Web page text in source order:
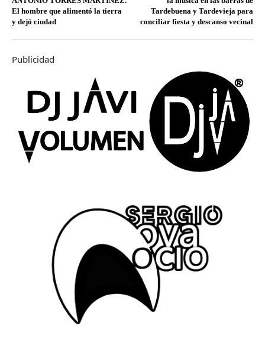
El hombre que alimentó la tierra
y dejó ciudad
Tardebuena y Tardevieja para
conciliar fiesta y descanso vecinal
Publicidad